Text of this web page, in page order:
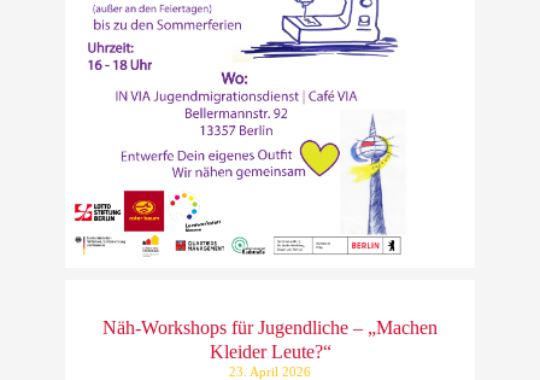
Näh-Workshops für Jugendliche – „Machen
Kleider Leute?“
23. April 2026